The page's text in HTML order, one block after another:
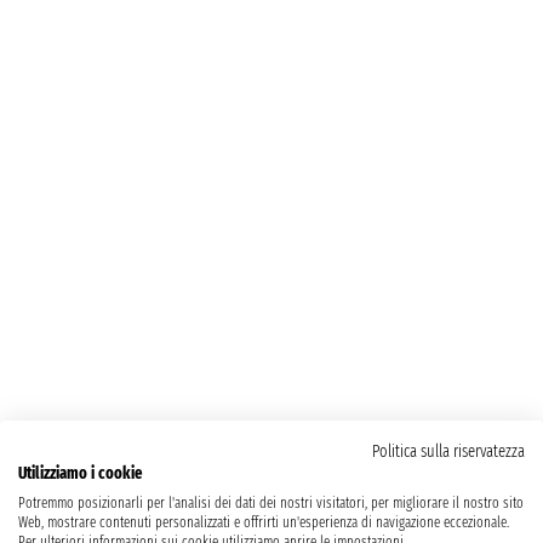
Politica sulla riservatezza
Utilizziamo i cookie
Potremmo posizionarli per l'analisi dei dati dei nostri visitatori, per migliorare il nostro sito
Web, mostrare contenuti personalizzati e offrirti un'esperienza di navigazione eccezionale.